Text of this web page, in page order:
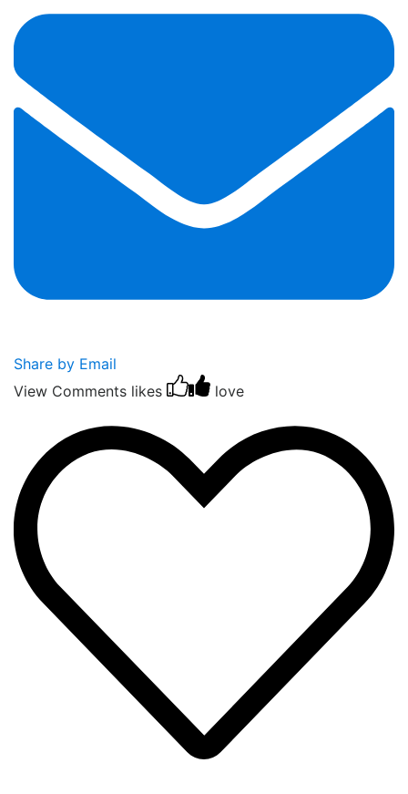
Share by Email
View Comments likes love